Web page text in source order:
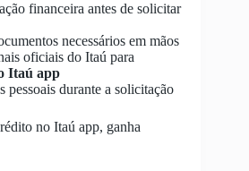
financeira antes de solicitar
necessários em mãos
oficiais do Itaú para
Itaú app
pessoais durante a solicitação
no Itaú app, ganha